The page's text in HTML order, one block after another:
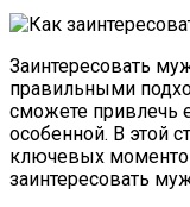
Заинтересовать
правильными
сможете привлечь
особенной. В этой
ключевых
заинтересовать